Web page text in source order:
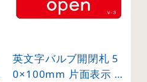
英文字バルブ開閉札 5
0×100mm 片面表示 N